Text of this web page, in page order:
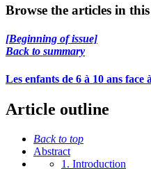
Browse the articles in this
[Beginning of issue]
Back to summary
Les enfants de 6 à 10 ans face
Article outline
Back to top
Abstract
1. Introduction